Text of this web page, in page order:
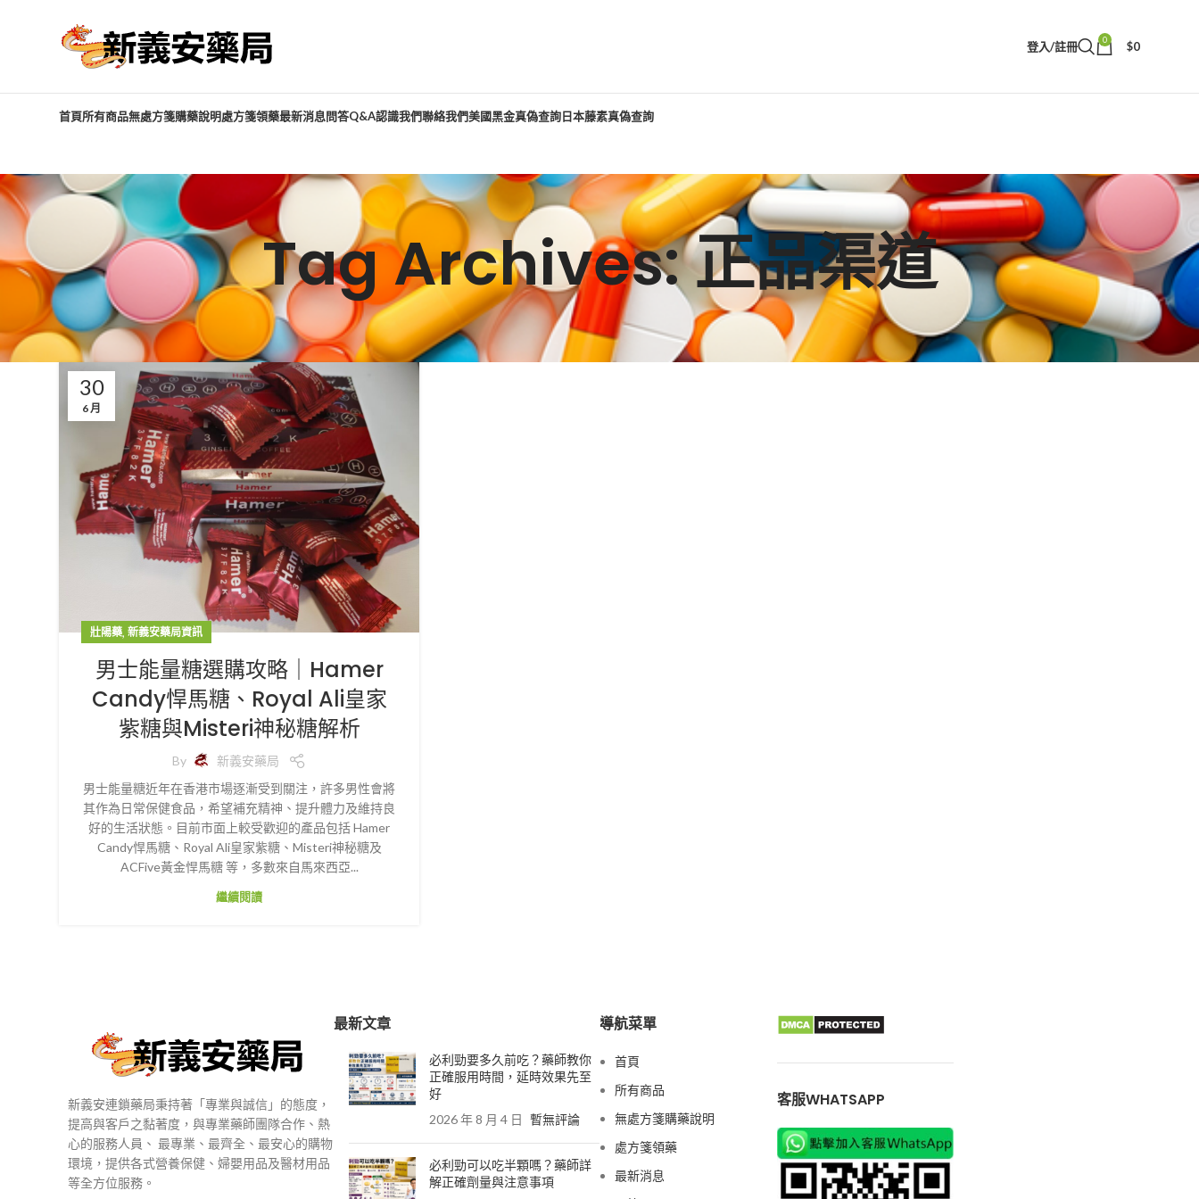
登入/註冊 0 $0
首頁所有商品無處方箋購藥說明處方箋領藥最新消息問答Q&A認識我們聯絡我們美國黑金真偽查詢日本藤素真偽查詢
Tag Archives: 正品渠道
30
6 月
壯陽藥, 新義安藥局資訊
男士能量糖選購攻略｜Hamer
Candy悍馬糖、Royal Ali皇家
紫糖與Misteri神秘糖解析
By
新義安藥局
男士能量糖近年在香港市場逐漸受到關注，許多男性會將
其作為日常保健食品，希望補充精神、提升體力及維持良
好的生活狀態。目前市面上較受歡迎的產品包括 Hamer
Candy悍馬糖、Royal Ali皇家紫糖、Misteri神秘糖及
ACFive黃金悍馬糖 等，多數來自馬來西亞...
繼續閱讀
新義安連鎖藥局秉持著「專業與誠信」的態度，
提高與客戶之黏著度，與專業藥師團隊合作、熱
心的服務人員、 最專業、最齊全、最安心的購物
環境，提供各式營養保健、婦嬰用品及醫材用品
等全方位服務。
最新文章
必利勁要多久前吃？藥師教你
正確服用時間，延時效果先至
好
2026 年 8 月 4 日 暫無評論
必利勁可以吃半顆嗎？藥師詳
解正確劑量與注意事項
導航菜單
首頁
所有商品
無處方箋購藥說明
處方箋領藥
最新消息
客服WHATSAPP